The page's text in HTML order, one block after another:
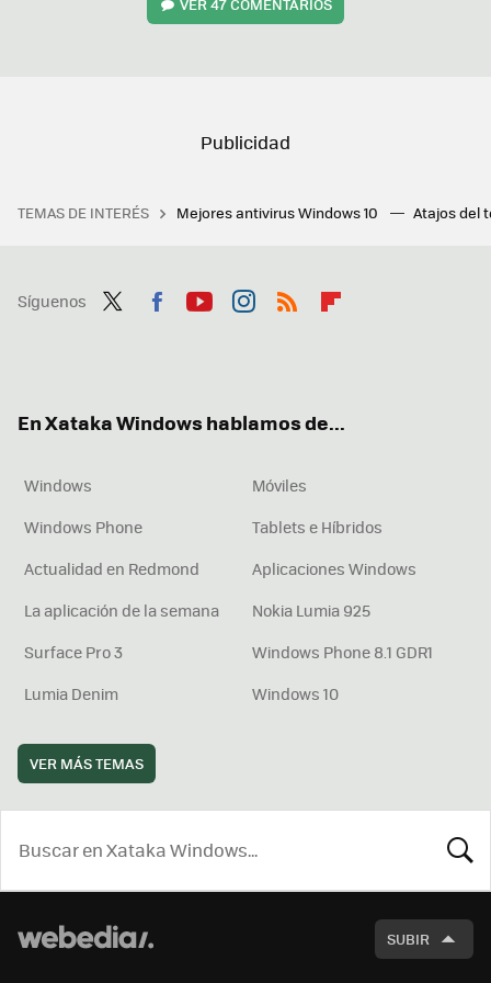
TEMAS DE INTERÉS Mejores antivirus Windows 10 Atajos del
Síguenos
En Xataka Windows hablamos de...
Windows
Móviles
Windows Phone
Tablets e Híbridos
Actualidad en Redmond
Aplicaciones Windows
La aplicación de la semana
Nokia Lumia 925
Surface Pro 3
Windows Phone 8.1 GDR1
Lumia Denim
Windows 10
VER MÁS TEMAS
SUBIR